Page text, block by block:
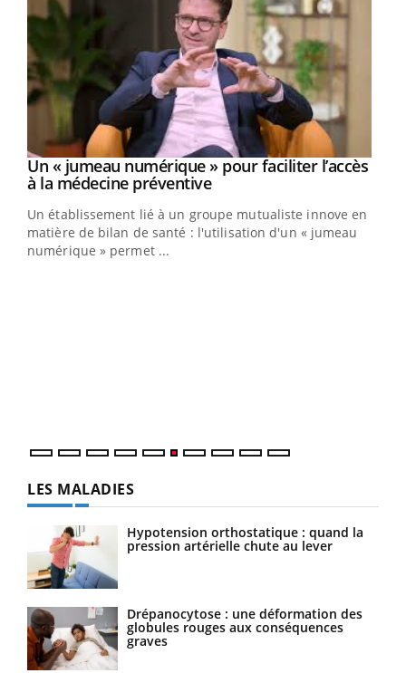
Youtube
Un « jumeau numérique » pour faciliter l’accès
à la médecine préventiveYoutube
Un établissement lié à un groupe mutualiste innove en
matière de bilan de santé : l'utilisation d'un « jumeau
numérique » permet ...
LES MALADIES
Hypotension orthostatique : quand la
pression artérielle chute au lever
Drépanocytose : une déformation des
globules rouges aux conséquences
graves